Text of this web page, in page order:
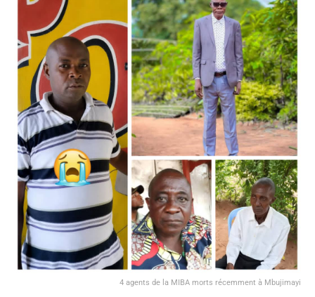
4 agents de la MIBA morts récemment à Mbujimayi